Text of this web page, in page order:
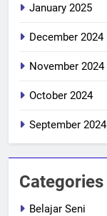
January 2025
December 2024
November 2024
October 2024
September 2024
Categories
Belajar Seni